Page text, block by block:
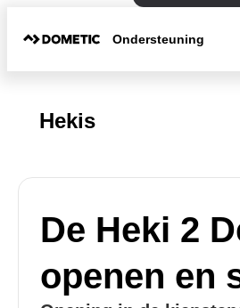
Ondersteuning
Hekis
De Heki 2
openen en